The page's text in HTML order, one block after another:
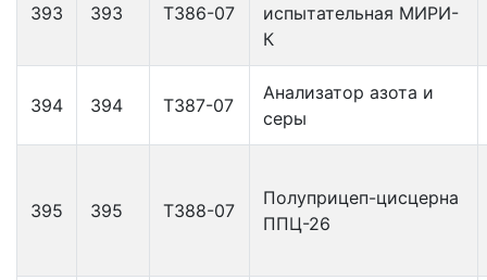
393 393 Т386-07
испытательная МИРИ-
К
394 394 Т387-07
Анализатор азота и
серы
395 395 Т388-07
Полуприцеп-цисцерна
ППЦ-26